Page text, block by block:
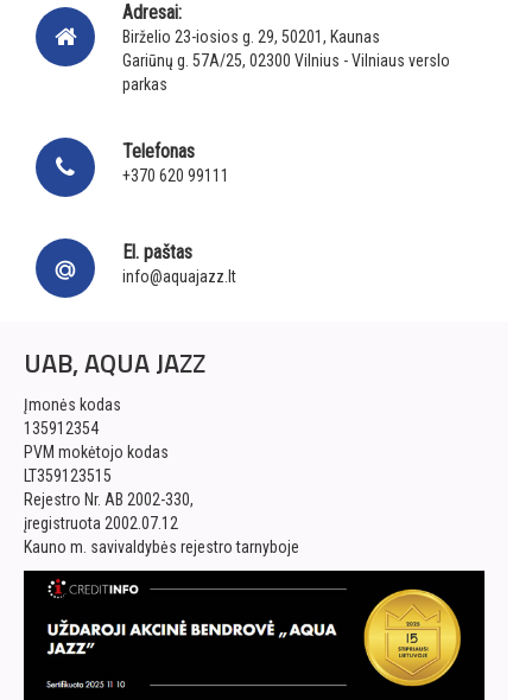
Adresai:
Birželio 23-iosios g. 29, 50201, Kaunas
Gariūnų g. 57A/25, 02300 Vilnius - Vilniaus verslo
parkas
Telefonas
+370 620 99111
El. paštas
info@aquajazz.lt
UAB, AQUA JAZZ
Įmonės kodas
135912354
PVM mokėtojo kodas
LT359123515
Rejestro Nr. AB 2002-330,
įregistruota 2002.07.12
Kauno m. savivaldybės rejestro tarnyboje